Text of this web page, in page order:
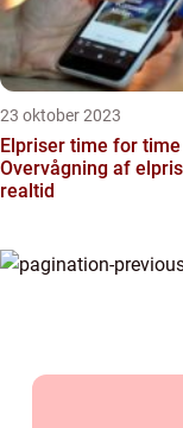
23 oktober 2023
Elpriser time for
Overvågning af
realtid